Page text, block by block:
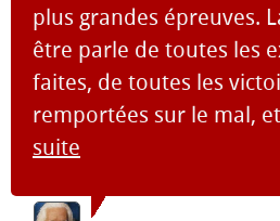
plus grandes épreuves.
être parle de toutes les
faites, de toutes les
remportées sur le mal,
suite